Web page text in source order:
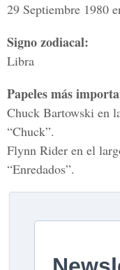
29 Septiembre 1980
Signo zodiacal:
Libra
Papeles más
Chuck Bartowski en
“Chuck”.
Flynn Rider en el
“Enredados”.